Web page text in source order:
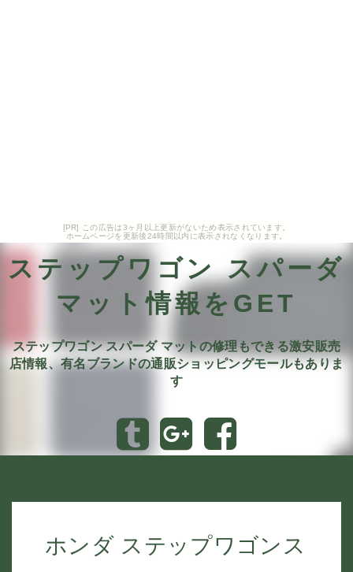
[PR] この広告は3ヶ月以上更新がないため表示されています。
ホームページを更新後24時間以内に表示されなくなります。
ステップワゴン スパーダ
マット情報をGET
ステップワゴン スパーダ マットの修理もできる激安販売
店情報、有名ブランドの通販ショッピングモールもありま
す
ホンダ ステップワゴンス